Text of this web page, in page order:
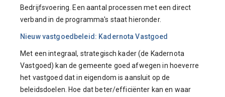
Bedrijfsvoering. Een aantal processen met een direct
verband in de programma's staat hieronder.
Nieuw vastgoedbeleid: Kadernota Vastgoed
Met een integraal, strategisch kader (de Kadernota
Vastgoed) kan de gemeente goed afwegen in hoeverre
het vastgoed dat in eigendom is aansluit op de
beleidsdoelen. Hoe dat beter/efficiënter kan en waar